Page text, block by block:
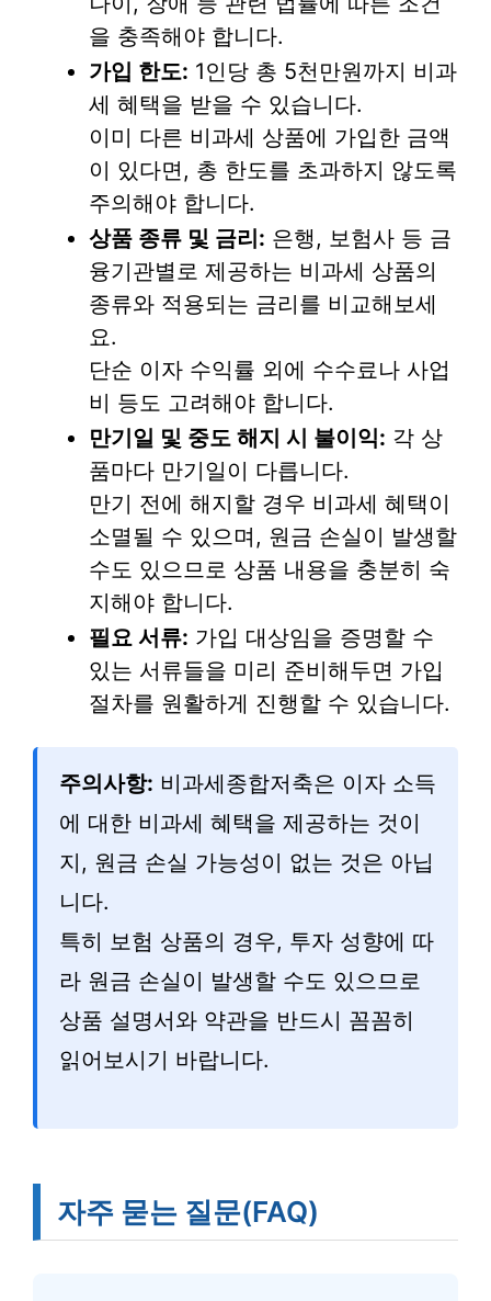
을 충족해야 합니다.
가입 한도: 1인당 총 5천만원까지 비과
세 혜택을 받을 수 있습니다.
이미 다른 비과세 상품에 가입한 금액
이 있다면, 총 한도를 초과하지 않도록
주의해야 합니다.
상품 종류 및 금리: 은행, 보험사 등 금
융기관별로 제공하는 비과세 상품의
종류와 적용되는 금리를 비교해보세
요.
단순 이자 수익률 외에 수수료나 사업
비 등도 고려해야 합니다.
만기일 및 중도 해지 시 불이익: 각 상
품마다 만기일이 다릅니다.
만기 전에 해지할 경우 비과세 혜택이
소멸될 수 있으며, 원금 손실이 발생할
수도 있으므로 상품 내용을 충분히 숙
지해야 합니다.
필요 서류: 가입 대상임을 증명할 수
있는 서류들을 미리 준비해두면 가입
절차를 원활하게 진행할 수 있습니다.
주의사항: 비과세종합저축은 이자 소득
에 대한 비과세 혜택을 제공하는 것이
지, 원금 손실 가능성이 없는 것은 아닙
니다.
특히 보험 상품의 경우, 투자 성향에 따
라 원금 손실이 발생할 수도 있으므로
상품 설명서와 약관을 반드시 꼼꼼히
읽어보시기 바랍니다.
자주 묻는 질문(FAQ)